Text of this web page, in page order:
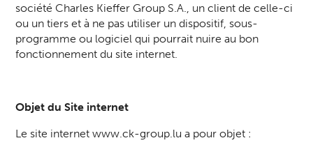
société Charles Kieffer Group S.A., un client de celle-ci
ou un tiers et à ne pas utiliser un dispositif, sous-
programme ou logiciel qui pourrait nuire au bon
fonctionnement du site internet.
Objet du Site internet
Le site internet www.ck-group.lu a pour objet :